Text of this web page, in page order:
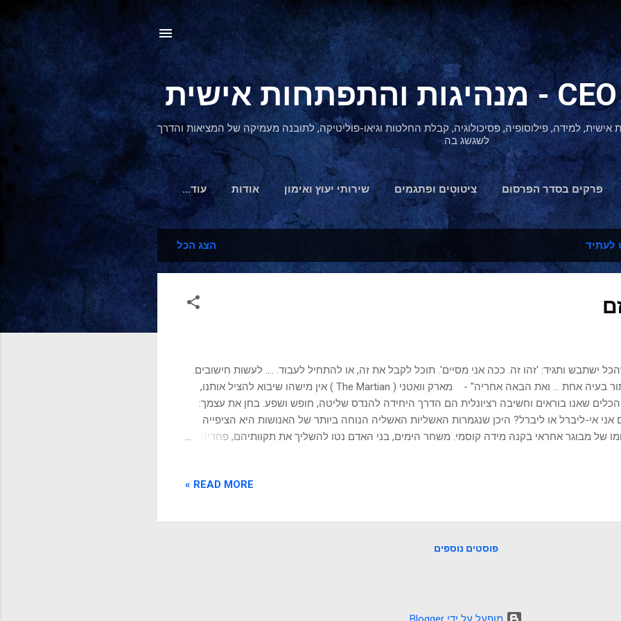
דילוג לתוכן הראשי
אישית, למידה, פילוסופיה, פסיכולוגיה, קבלת החלטות וגיאו-פוליטיקה, לתובנה מעמיקה של המציאות והדרך
לשגשג בה.
פרקים בסדר הפרסום ציטוטים ופתגמים שירותי יעוץ ואימון אודות ‏עוד…
הצהרת נגישות
לעתיד הצג הכל
ישתבש ותגיד: 'זהו זה. ככה אני מסיים'. תוכל לקבל את זה, או להתחיל לעבוד. .... לעשות חישובים.
לפתור בעיה אחת ... ואת הבאה אחריה" - מארק וואטני ( The Martian ) אין מישהו שיבוא להציל אותנו,
הכלים שאנו בוראים וחשיבה רציונלית הם הדרך היחידה להנדס שליטה, חופש ושפע. בחן את עצמך:
אני אי-ליברל או ליברל? היכן שנגמרות האשליות האשליה הנוחה ביותר של האנושות היא הציפייה
של מבוגר אחראי בקנה מידה קוסמי. משחר הימים, בני האדם נטו להשליך את תקוותיהם, פחדיהם
במציאות הפיזיקלית הגולמית, אנו מגלים אמת פשוטה ועמוקה בהרבה: היקום אדיש אלינו לחלוטין.
READ MORE »
פוסטים נוספים